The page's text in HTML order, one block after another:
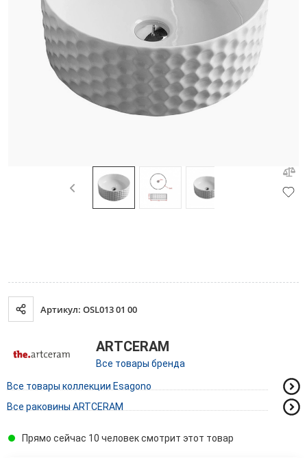
Артикул: OSL013 01 00
ARTCERAM
Все товары бренда
Все товары коллекции Esagono
Все раковины ARTCERAM
Прямо сейчас 10 человек смотрит этот товар